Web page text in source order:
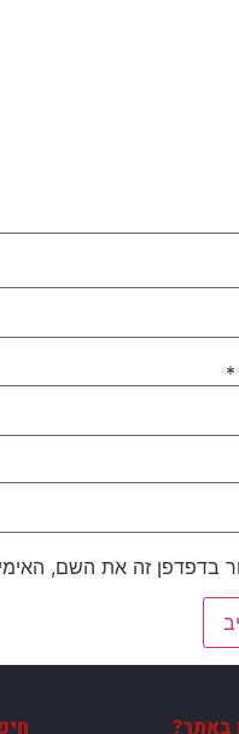
*
בדפדפן זה את השם,
באתר?